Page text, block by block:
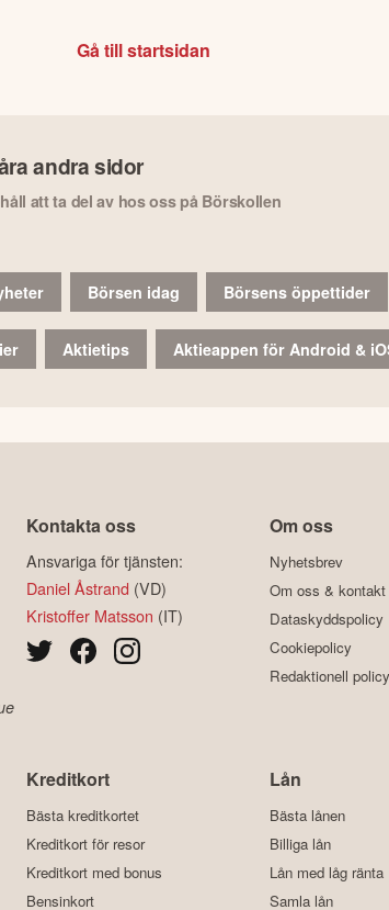
Gå till startsidan
andra sidor
att ta del av hos oss på Börskollen
Börsen idag Börsens öppettider
Aktietips Aktieappen för Android &
Kontakta oss
Ansvariga för tjänsten:
Daniel Åstrand (VD)
Kristoffer Matsson (IT)
Om oss
Nyhetsbrev
Om oss & kontakt
Dataskyddspolicy
Cookiepolicy
Redaktionell policy
Kreditkort
Bästa kreditkortet
Kreditkort för resor
Kreditkort med bonus
Bensinkort
Lån
Bästa lånen
Billiga lån
Lån med låg ränta
Samla lån